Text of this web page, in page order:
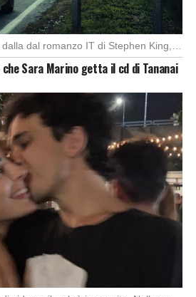
Sara Marino getta il cd di Tananai